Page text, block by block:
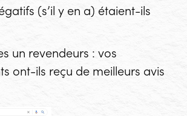
(s’il y en a) étaient-ils
un revendeurs : vos
ont-ils reçu de meilleurs avis